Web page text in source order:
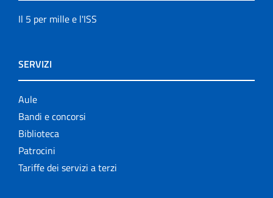
Il 5 per mille e l'ISS
SERVIZI
Aule
Bandi e concorsi
Biblioteca
Patrocini
Tariffe dei servizi a terzi